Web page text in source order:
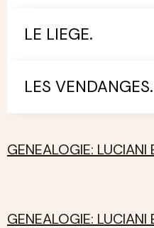
LE LIEGE.
LES VENDANGES.
GENEALOGIE: LUCIANI
GENEALOGIE: LUCIANI